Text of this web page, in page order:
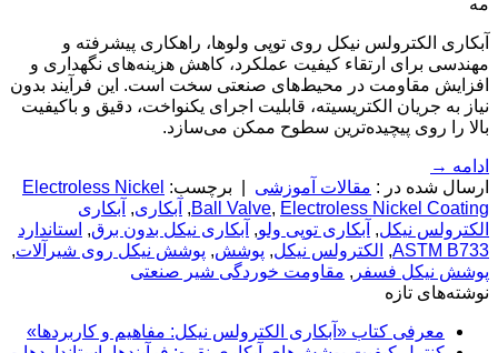
مه
آبکاری الکترولس نیکل روی توپی‌ ولوها، راهکاری پیشرفته و
مهندسی برای ارتقاء کیفیت عملکرد، کاهش هزینه‌های نگهداری و
افزایش مقاومت در محیط‌های صنعتی سخت است. این فرآیند بدون
نیاز به جریان الکتریسیته، قابلیت اجرای یکنواخت، دقیق و باکیفیت
بالا را روی پیچیده‌ترین سطوح ممکن می‌سازد.
ادامه →
ارسال شده در : مقالات آموزشی برچسب: Electroless Nickel
Ball Valve, Electroless Nickel Coating
, آبکاری, آبکاری
الکترولس نیکل, آبکاری توپی ولو, آبکاری نیکل بدون برق, استاندارد
ASTM B733
, الکترولس نیکل, پوشش, پوشش نیکل روی شیرآلات,
پوشش نیکل فسفر , مقاومت خوردگی شیر صنعتی
نوشته‌های تازه
معرفی کتاب «آبکاری الکترولس نیکل: مفاهیم و کاربردها»